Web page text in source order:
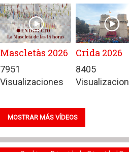
Mascletàs 2026
7951
Visualizaciones
Crida 2026
8405
MOSTRAR MÁS VÍDEOS